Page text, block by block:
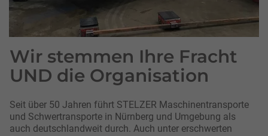
Wir stemmen Ihre Fracht
UND die Organisation
Seit über 50 Jahren führt STELZER Maschinentransporte
und Schwertransporte in Nürnberg und Umgebung als
auch deutschlandweit durch. Auch unter erschwerten